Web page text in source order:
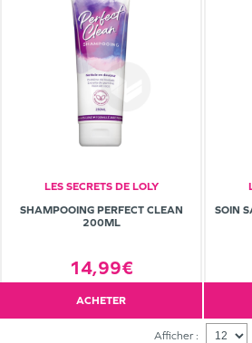
LES SECRETS DE LOLY
SHAMPOOING PERFECT CLEAN
200ML
14,99€
ACHETER
SOIN
Afficher :